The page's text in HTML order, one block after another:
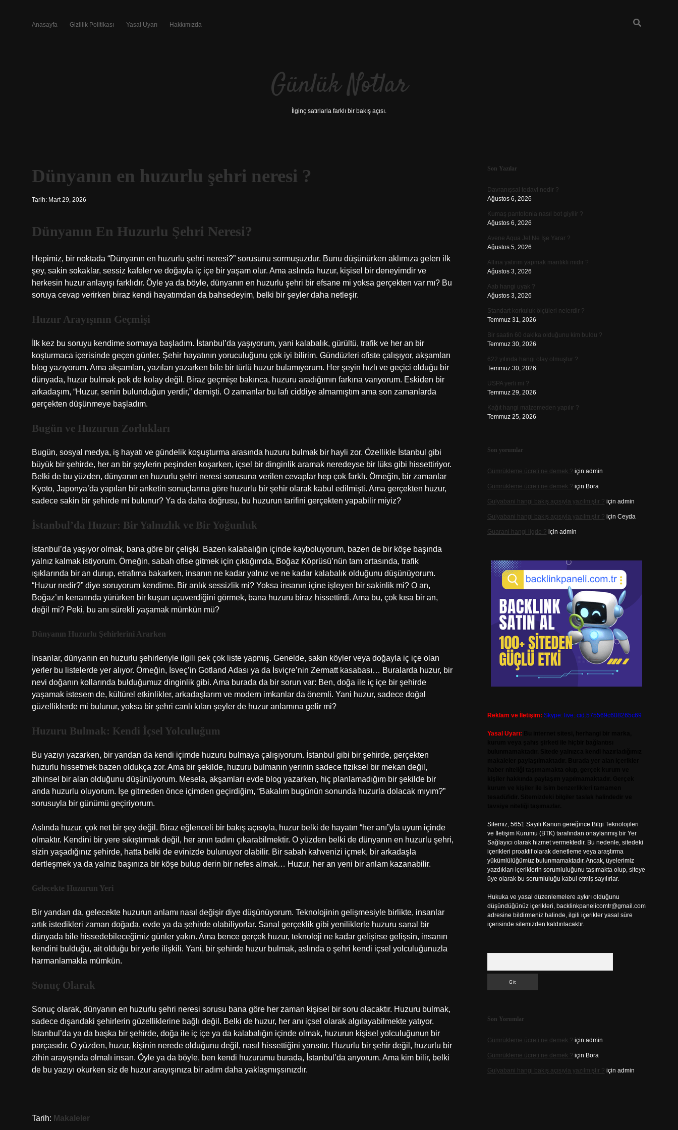
Anasayfa Gizlilik Politikası Yasal Uyarı Hakkımızda
Günlük Notlar
İlginç satırlarla farklı bir bakış açısı.
Dünyanın en huzurlu şehri neresi ?
Tarih: Mart 29, 2026
Dünyanın En Huzurlu Şehri Neresi?
Hepimiz, bir noktada “Dünyanın en huzurlu şehri neresi?” sorusunu sormuşuzdur. Bunu düşünürken aklımıza gelen ilk
şey, sakin sokaklar, sessiz kafeler ve doğayla iç içe bir yaşam olur. Ama aslında huzur, kişisel bir deneyimdir ve
herkesin huzur anlayışı farklıdır. Öyle ya da böyle, dünyanın en huzurlu şehri bir efsane mi yoksa gerçekten var mı? Bu
soruya cevap verirken biraz kendi hayatımdan da bahsedeyim, belki bir şeyler daha netleşir.
Huzur Arayışının Geçmişi
İlk kez bu soruyu kendime sormaya başladım. İstanbul’da yaşıyorum, yani kalabalık, gürültü, trafik ve her an bir
koşturmaca içerisinde geçen günler. Şehir hayatının yoruculuğunu çok iyi bilirim. Gündüzleri ofiste çalışıyor, akşamları
blog yazıyorum. Ama akşamları, yazıları yazarken bile bir türlü huzur bulamıyorum. Her şeyin hızlı ve geçici olduğu bir
dünyada, huzur bulmak pek de kolay değil. Biraz geçmişe bakınca, huzuru aradığımın farkına varıyorum. Eskiden bir
arkadaşım, “Huzur, senin bulunduğun yerdir,” demişti. O zamanlar bu lafı ciddiye almamıştım ama son zamanlarda
gerçekten düşünmeye başladım.
Bugün ve Huzurun Zorlukları
Bugün, sosyal medya, iş hayatı ve gündelik koşuşturma arasında huzuru bulmak bir hayli zor. Özellikle İstanbul gibi
büyük bir şehirde, her an bir şeylerin peşinden koşarken, içsel bir dinginlik aramak neredeyse bir lüks gibi hissettiriyor.
Belki de bu yüzden, dünyanın en huzurlu şehri neresi sorusuna verilen cevaplar hep çok farklı. Örneğin, bir zamanlar
Kyoto, Japonya’da yapılan bir anketin sonuçlarına göre huzurlu bir şehir olarak kabul edilmişti. Ama gerçekten huzur,
sadece sakin bir şehirde mi bulunur? Ya da daha doğrusu, bu huzurun tarifini gerçekten yapabilir miyiz?
İstanbul’da Huzur: Bir Yalnızlık ve Bir Yoğunluk
İstanbul’da yaşıyor olmak, bana göre bir çelişki. Bazen kalabalığın içinde kayboluyorum, bazen de bir köşe başında
yalnız kalmak istiyorum. Örneğin, sabah ofise gitmek için çıktığımda, Boğaz Köprüsü’nün tam ortasında, trafik
ışıklarında bir an durup, etrafıma bakarken, insanın ne kadar yalnız ve ne kadar kalabalık olduğunu düşünüyorum.
“Huzur nedir?” diye soruyorum kendime. Bir anlık sessizlik mi? Yoksa insanın içine işleyen bir sakinlik mi? O an,
Boğaz’ın kenarında yürürken bir kuşun uçuverdiğini görmek, bana huzuru biraz hissettirdi. Ama bu, çok kısa bir an,
değil mi? Peki, bu anı sürekli yaşamak mümkün mü?
Dünyanın Huzurlu Şehirlerini Ararken
İnsanlar, dünyanın en huzurlu şehirleriyle ilgili pek çok liste yapmış. Genelde, sakin köyler veya doğayla iç içe olan
yerler bu listelerde yer alıyor. Örneğin, İsveç’in Gotland Adası ya da İsviçre’nin Zermatt kasabası… Buralarda huzur, bir
nevi doğanın kollarında bulduğumuz dinginlik gibi. Ama burada da bir sorun var: Ben, doğa ile iç içe bir şehirde
yaşamak istesem de, kültürel etkinlikler, arkadaşlarım ve modern imkanlar da önemli. Yani huzur, sadece doğal
güzelliklerde mi bulunur, yoksa bir şehri canlı kılan şeyler de huzur anlamına gelir mi?
Huzuru Bulmak: Kendi İçsel Yolculuğum
Bu yazıyı yazarken, bir yandan da kendi içimde huzuru bulmaya çalışıyorum. İstanbul gibi bir şehirde, gerçekten
huzurlu hissetmek bazen oldukça zor. Ama bir şekilde, huzuru bulmanın yerinin sadece fiziksel bir mekan değil,
zihinsel bir alan olduğunu düşünüyorum. Mesela, akşamları evde blog yazarken, hiç planlamadığım bir şekilde bir
anda huzurlu oluyorum. İşe gitmeden önce içimden geçirdiğim, “Bakalım bugünün sonunda huzurla dolacak mıyım?”
sorusuyla bir günümü geçiriyorum.
Aslında huzur, çok net bir şey değil. Biraz eğlenceli bir bakış açısıyla, huzur belki de hayatın “her anı”yla uyum içinde
olmaktır. Kendini bir yere sıkıştırmak değil, her anın tadını çıkarabilmektir. O yüzden belki de dünyanın en huzurlu şehri,
sizin yaşadığınız şehirde, hatta belki de evinizde bulunuyor olabilir. Bir sabah kahvenizi içmek, bir arkadaşla
dertleşmek ya da yalnız başınıza bir köşe bulup derin bir nefes almak… Huzur, her an yeni bir anlam kazanabilir.
Gelecekte Huzurun Yeri
Bir yandan da, gelecekte huzurun anlamı nasıl değişir diye düşünüyorum. Teknolojinin gelişmesiyle birlikte, insanlar
artık istedikleri zaman doğada, evde ya da şehirde olabiliyorlar. Sanal gerçeklik gibi yeniliklerle huzuru sanal bir
dünyada bile hissedebileceğimiz günler yakın. Ama bence gerçek huzur, teknoloji ne kadar gelişirse gelişsin, insanın
kendini bulduğu, ait olduğu bir yerle ilişkili. Yani, bir şehirde huzur bulmak, aslında o şehri kendi içsel yolculuğunuzla
harmanlamakla mümkün.
Sonuç Olarak
Sonuç olarak, dünyanın en huzurlu şehri neresi sorusu bana göre her zaman kişisel bir soru olacaktır. Huzuru bulmak,
sadece dışarıdaki şehirlerin güzelliklerine bağlı değil. Belki de huzur, her anı içsel olarak algılayabilmekte yatıyor.
İstanbul’da ya da başka bir şehirde, doğa ile iç içe ya da kalabalığın içinde olmak, huzurun kişisel yolculuğunun bir
parçasıdır. O yüzden, huzur, kişinin nerede olduğunu değil, nasıl hissettiğini yansıtır. Huzurlu bir şehir değil, huzurlu bir
zihin arayışında olmalı insan. Öyle ya da böyle, ben kendi huzurumu burada, İstanbul’da arıyorum. Ama kim bilir, belki
de bu yazıyı okurken siz de huzur arayışınıza bir adım daha yaklaşmışsınızdır.
Tarih: Makaleler
Sidebar
Son Yazılar
Davranışsal tedavi nedir ?
Ağustos 6, 2026
Kumaş pantolonla nasıl bot giyilir ?
Ağustos 6, 2026
Avene Aqua Jel Ne İşe Yarar ?
Ağustos 5, 2026
Altına yatırım yapmak mantıklı mıdır ?
Ağustos 3, 2026
Aab hangi uyak ?
Ağustos 3, 2026
Standart korkuluk ölçüleri nelerdir ?
Temmuz 31, 2026
Bir saatin 60 dakika olduğunu kim buldu ?
Temmuz 30, 2026
622 yılında hangi olay olmuştur ?
Temmuz 30, 2026
USPA yerli mi ?
Temmuz 29, 2026
Kağıt hangi malzemeden yapılır ?
Temmuz 25, 2026
Son yorumlar
Gümrükleme ücreti ne demek ? için admin
Gümrükleme ücreti ne demek ? için Bora
Gulyabani hangi bakış açısıyla yazılmıştır ? için admin
Gulyabani hangi bakış açısıyla yazılmıştır ? için Ceyda
Guarani hangi ligde ? için admin
Reklam ve İletişim: Skype: live:.cid.575569c608265c69
Yasal Uyarı:
Sitemiz, 5651 Sayılı Kanun gereğince Bilgi Teknolojileri
ve İletişim Kurumu (BTK) tarafından onaylanmış bir Yer
Sağlayıcı olarak hizmet vermektedir. Bu nedenle, sitedeki
içerikleri proaktif olarak denetleme veya araştırma
yükümlülüğümüz bulunmamaktadır. Ancak, üyelerimiz
yazdıkları içeriklerin sorumluluğunu taşımakta olup, siteye
üye olarak bu sorumluluğu kabul etmiş sayılırlar.
Hukuka ve yasal düzenlemelere aykırı olduğunu
düşündüğünüz içerikleri, backlinkpanelicomtr@gmail.com
adresine bildirmeniz halinde, ilgili içerikler yasal süre
içerisinde sitemizden kaldırılacaktır.
Son Yorumlar
Gümrükleme ücreti ne demek ? için admin
Gümrükleme ücreti ne demek ? için Bora
Gulyabani hangi bakış açısıyla yazılmıştır ? için admin